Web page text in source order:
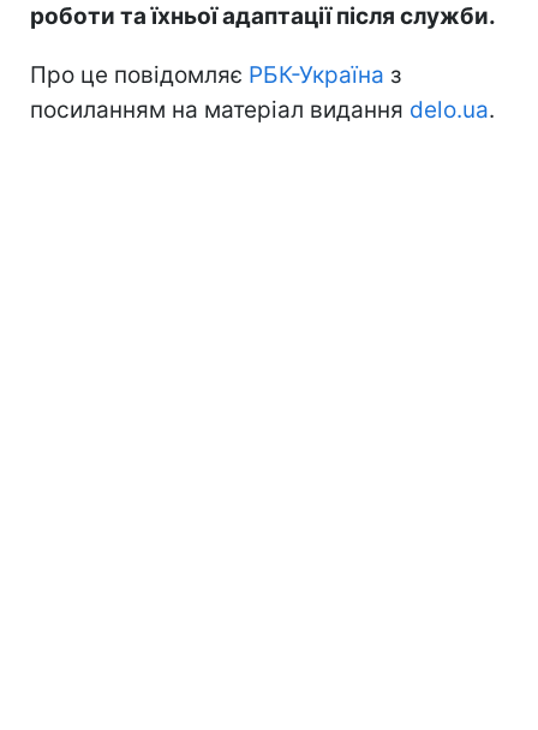
роботи та їхньої адаптації після служби.
Про це повідомляє РБК-Україна з
посиланням на матеріал видання delo.ua.